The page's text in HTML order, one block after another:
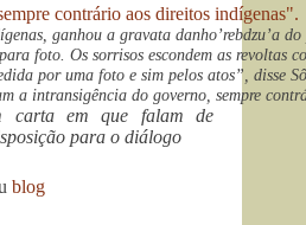
ganhou a gravata danho’rebdzu’a
foto. Os sorrisos escondem as revoltas
por uma foto e sim pelos atos”, disse
a intransigência do governo, sempre
carta em que falam de
para o diálogo
blog